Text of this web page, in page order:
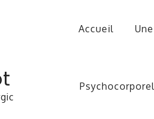
Accueil